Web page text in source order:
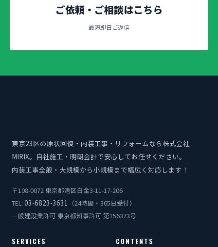
ご依頼・ご相談はこちら
最短即日ご返信
東京23区の原状回復・内装工事・リフォームなら株式会社
MIRIX。自社施工・明朗会計で安心してお任せください。
内装工事全般・大規模から小規模まで幅広く対応します！
〒108-0072 東京都港区白金3-11-17-206
TEL: 03-6823-3631 （24時間・365日受付）
一般建設業許可 東京都知事許可 第156373号
SERVICES CONTENTS